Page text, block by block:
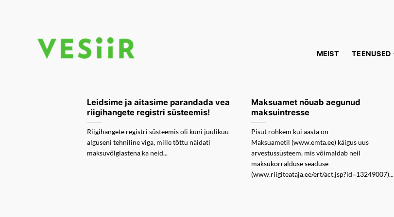
MEIST TEENUSED
Leidsime ja aitasime parandada vea
riigihangete registri süsteemis!
Riigihangete registri süsteemis oli kuni juulikuu
alguseni tehniline viga, mille tõttu näidati
maksuvõlglastena ka neid...
Maksuamet nõuab aegunud
maksuintresse
Pisut rohkem kui aasta on
Maksuametil (www.emta.ee) käigus uus
arvestussüsteem, mis võimaldab neil
maksukorralduse seaduse
(www.riigiteataja.ee/ert/act.jsp?id=13249007)...